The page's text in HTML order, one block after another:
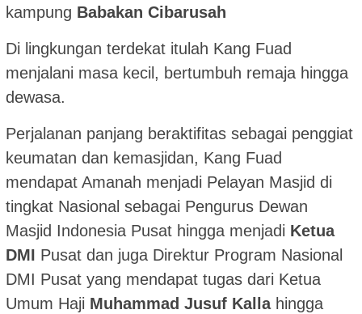
kampung Babakan Cibarusah
Di lingkungan terdekat itulah Kang Fuad
menjalani masa kecil, bertumbuh remaja hingga
dewasa.
Perjalanan panjang beraktifitas sebagai penggiat
keumatan dan kemasjidan, Kang Fuad
mendapat Amanah menjadi Pelayan Masjid di
tingkat Nasional sebagai Pengurus Dewan
Masjid Indonesia Pusat hingga menjadi Ketua
DMI Pusat dan juga Direktur Program Nasional
DMI Pusat yang mendapat tugas dari Ketua
Umum Haji Muhammad Jusuf Kallahingga